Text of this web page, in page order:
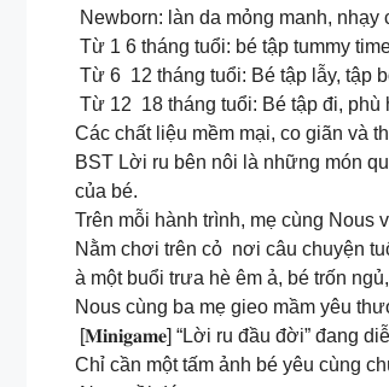
Newborn: làn da mỏng manh,
Từ 1 6 tháng tuổi: bé tập tummy
Từ 6 12 tháng tuổi: Bé tập lẫy, tập
Từ 12 18 tháng tuổi: Bé tập đi,
Các chất liệu mềm mại, co giãn và
BST Lời ru bên nôi là những món
của bé.
Trên mỗi hành trình, mẹ cùng Nous
Nằm chơi trên cỏ nơi câu chuyện
à một buổi trưa hè êm ả, bé trốn
Nous cùng ba mẹ gieo mầm yêu
[𝐌𝐢𝐧𝐢𝐠𝐚𝐦𝐞] “Lời ru đầu đời” đang
Chỉ cần một tấm ảnh bé yêu cùng